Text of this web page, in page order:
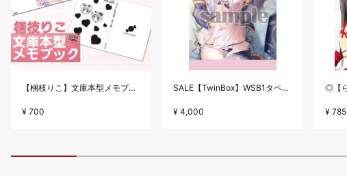
【梱枝りこ】文庫本型メモブック・「すいーとほいっぷ」限定版表紙
¥ 700
SALE【TwinBox】WSB1タペストリー・放課後の保健室
¥ 4,000 ¥ 785